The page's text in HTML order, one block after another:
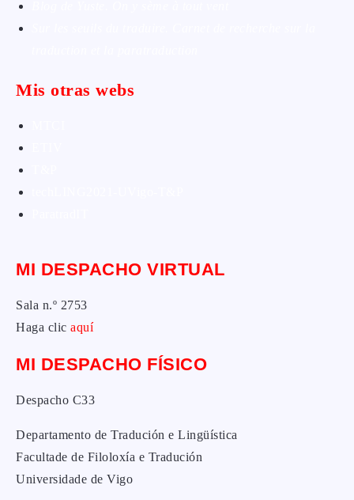
Mis otras webs
MI DESPACHO VIRTUAL
Sala n.º 2753
Haga clic aquí
MI DESPACHO FÍSICO
Despacho C33
Departamento de Tradución e Lingüística
Facultade de Filoloxía e Tradución
Universidade de Vigo